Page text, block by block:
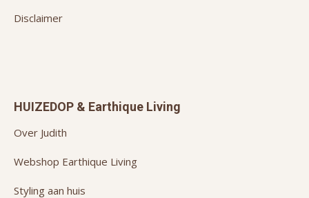
Disclaimer
HUIZEDOP & Earthique Living
Over Judith
Webshop Earthique Living
Styling aan huis